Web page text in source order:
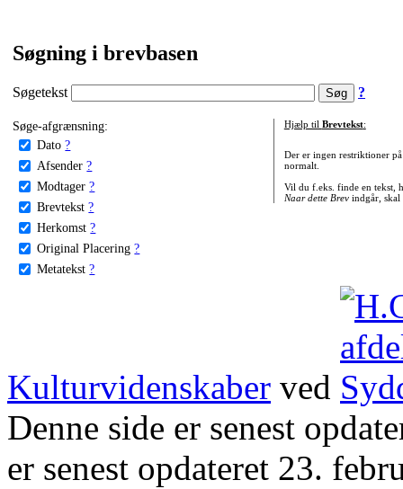
Søgning i brevbasen
Søgetekst ?
Søge-afgrænsning:
Dato ?
Afsender ?
Modtager ?
Brevtekst ?
Herkomst ?
Original Placering ?
Metatekst ?
Hjælp til Brevtekst:
Der er ingen restriktioner
normalt.
Vil du f.eks. finde en tekst,
Naar dette Brevindgår, skal
Kulturvidenskaber ved
Denne side er senest
er senest opdateret 23.